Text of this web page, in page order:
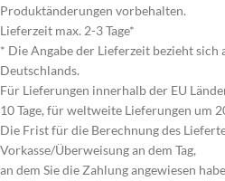
Produktänderungen vorbehalten.
Lieferzeit max. 2-3 Tage*
* Die Angabe der Lieferzeit bezieht
Deutschlands.
Für Lieferungen innerhalb der EU
10 Tage, für weltweite Lieferungen um
Die Frist für die Berechnung des
Vorkasse/Überweisung an dem Tag,
an dem Sie die Zahlung angewiesen